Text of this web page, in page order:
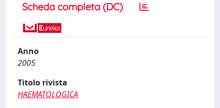
Scheda completa (DC)
Anno
2005
Titolo rivista
HAEMATOLOGICA